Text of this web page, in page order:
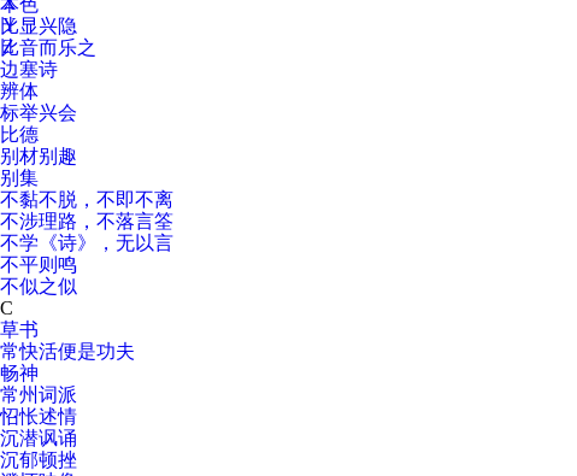
Y
Z
本色
比显兴隐
比音而乐之
边塞诗
辨体
标举兴会
比德
别材别趣
别集
不黏不脱，不即不离
不涉理路，不落言筌
不学《诗》，无以言
不平则鸣
不似之似
C
草书
常快活便是功夫
畅神
常州词派
怊怅述情
沉潜讽诵
沉郁顿挫